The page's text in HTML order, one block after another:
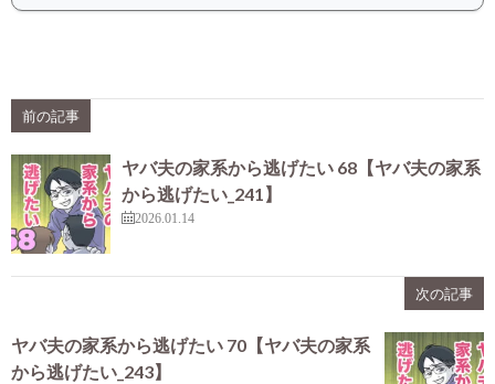
前の記事
ヤバ夫の家系から逃げたい 68【ヤバ夫の家系
から逃げたい_241】
2026.01.14
次の記事
ヤバ夫の家系から逃げたい 70【ヤバ夫の家系
から逃げたい_243】